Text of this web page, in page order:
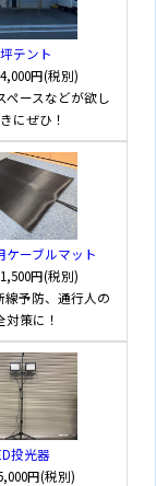
テント
円(税別)
ペースなどが欲し
にぜひ！
ケーブルマット
1,500円(税別)
線予防、通行人の
対策に！
投光器
円(税別)